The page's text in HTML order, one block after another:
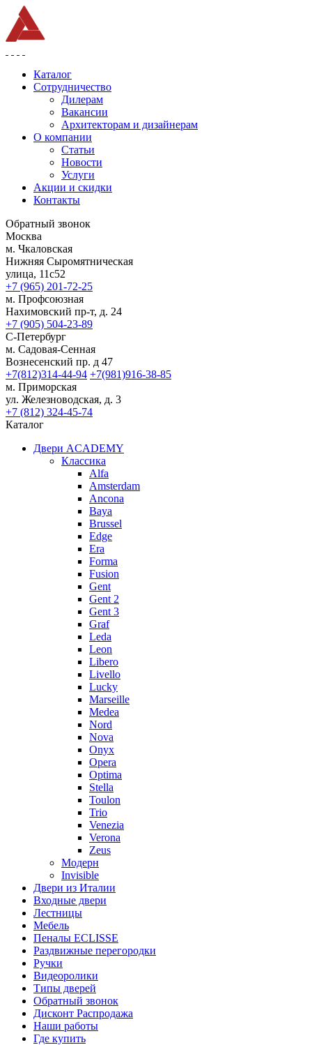
Каталог
Сотрудничество
Дилерам
Вакансии
Архитекторам и дизайнерам
О компании
Статьи
Новости
Услуги
Акции и скидки
Контакты
Обратный звонок
Москва
м. Чкаловская
Нижняя Сыромятническая
улица, 11с52
+7 (965) 201-72-25
м. Профсоюзная
Нахимовский пр-т, д. 24
+7 (905) 504-23-89
С-Петербург
м. Садовая-Сенная
Вознесенский пр. д 47
+7(812)314-44-94 +7(981)916-38-85
м. Приморская
ул. Железноводская, д. 3
+7 (812) 324-45-74
Каталог
Двери ACADEMY
Классика
Alfa
Amsterdam
Ancona
Baya
Brussel
Edge
Era
Forma
Fusion
Gent
Gent 2
Gent 3
Graf
Leda
Leon
Libero
Livello
Lucky
Marseille
Medea
Nord
Nova
Onyx
Opera
Optima
Stella
Toulon
Trio
Venezia
Verona
Zeus
Модерн
Invisible
Двери из Италии
Входные двери
Лестницы
Мебель
Пеналы ECLISSE
Раздвижные перегородки
Ручки
Видеоролики
Типы дверей
Обратный звонок
Дисконт Распродажа
Наши работы
Где купить